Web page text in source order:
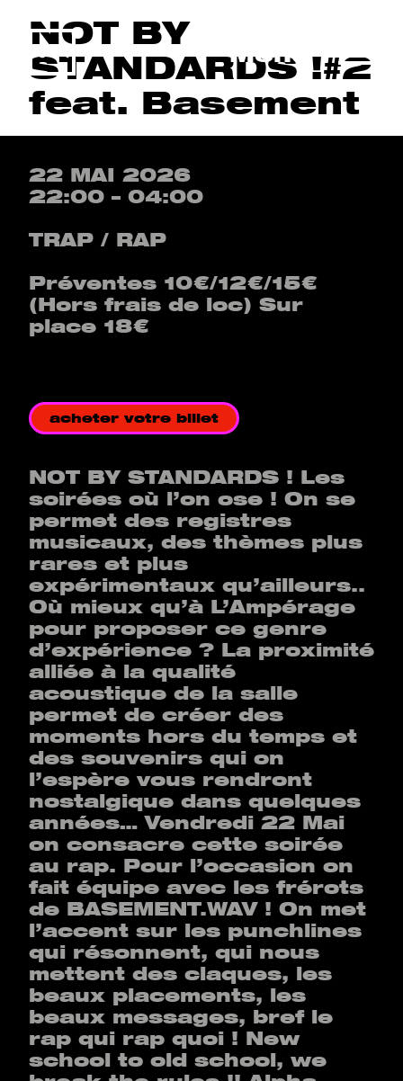
Menu
NOT BY
STANDARDS !#2
feat. Basement
NOT BY STANDARDS ! Les
soirées où l’on ose ! On se
permet des registres
musicaux, des thèmes plus
rares et plus
expérimentaux qu’ailleurs..
Où mieux qu’à L’Ampérage
pour proposer ce genre
d’expérience ? La proximité
alliée à la qualité
acoustique de la salle
permet de créer des
moments hors du temps et
des souvenirs qui on
l’espère vous rendront
nostalgique dans quelques
années… Vendredi 22 Mai
on consacre cette soirée
au rap. Pour l’occasion on
fait équipe avec les frérots
de BASEMENT.WAV ! On met
l’accent sur les punchlines
qui résonnent, qui nous
mettent des claques, les
beaux placements, les
beaux messages, bref le
rap qui rap quoi ! New
school to old school, we
22 MAI 2026
22:00 – 04:00
TRAP / RAP
Préventes 10€/12€/15€
(Hors frais de loc) Sur
place 18€
acheter votre billet